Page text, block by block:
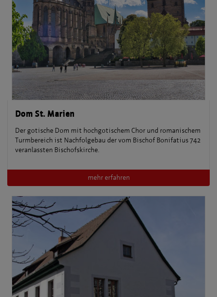
Dom St. Marien
Der gotische Dom mit hochgotischem Chor und romanischem
Turmbereich ist Nachfolgebau der vom Bischof Bonifatius 742
veranlassten Bischofskirche.
mehr erfahren